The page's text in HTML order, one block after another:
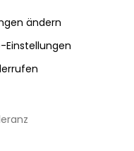
ändern
Einstellungen